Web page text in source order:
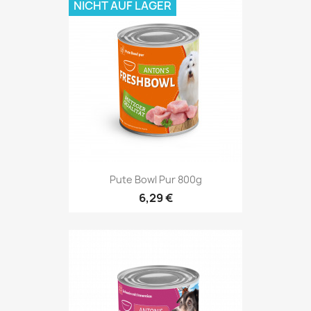
Pute Bowl Pur 800g
6,29 €
NICHT AUF LAGER